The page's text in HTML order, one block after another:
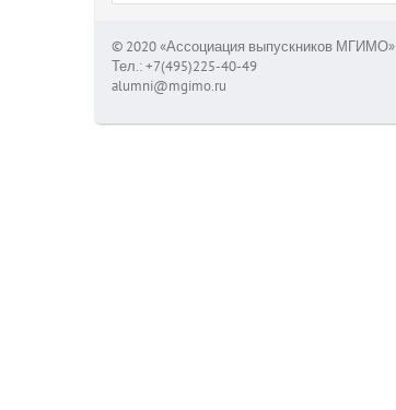
© 2020 «Ассоциация выпускников МГИМО»
Тел.: +7(495)225-40-49
alumni@mgimo.ru